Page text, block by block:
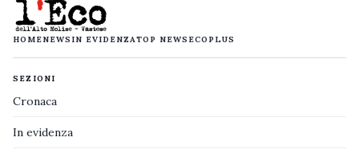
HOMENEWS IN EVIDENZATOP NEWS ECOPLUS
SEZIONI
Cronaca
In evidenza